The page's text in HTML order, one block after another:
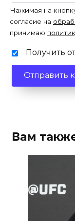
Нажимая на
согласие на
принимаю
Получить
Вам